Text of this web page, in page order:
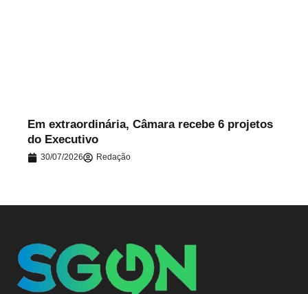
Em extraordinária, Câmara recebe 6 projetos
do Executivo
30/07/2026 Redação